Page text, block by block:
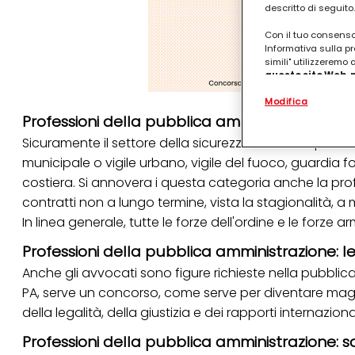
Professioni della pubblica amministrazione:
Sicuramente il settore della sicurezza è uno dei più
municipale o vigile urbano, vigile del fuoco, guardia
costiera. Si annovera i questa categoria anche la
contratti non a lungo termine, vista la stagionalità,
In linea generale, tutte le forze dell'ordine e le forze
Professioni della pubblica amministrazione:
Anche gli avvocati sono figure richieste nella
PA, serve un concorso, come serve per diventare
della legalità, della giustizia e dei rapporti
Professioni della pubblica amministrazione:
descritto di seguito.
Con il tuo
Informativa sulla
simili" utilizzeremo
questo sito
.
(rispettivamente
terzi, conservare
identificati) su
misurare e
Puoi trovare
collegata nel piè di
qualsiasi momento
periodo di
"modifica" di
Se fai clic su
per uno o più
tuoi dati personali
Modifica